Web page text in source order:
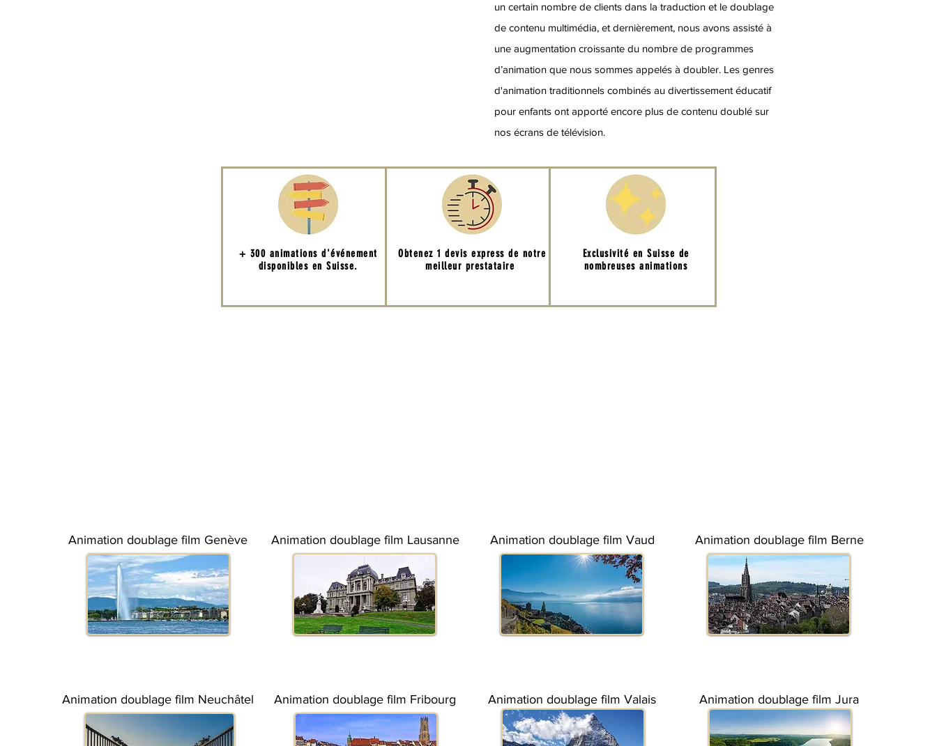
un certain nombre de clients dans la traduction et le doublage
de contenu multimédia, et dernièrement, nous avons assisté à
une augmentation croissante du nombre de programmes
d’animation que nous sommes appelés à doubler. Les genres
d'animation traditionnels combinés au divertissement éducatif
pour enfants ont apporté encore plus de contenu doublé sur
nos écrans de télévision.
+ 300 animations d'événement
disponibles en Suisse.
Obtenez 1 devis express de notre
meilleur prestataire
Exclusivité en Suisse de
nombreuses animations
Animation doublage film Genève Animation doublage film Lausanne Animation doublage film Vaud Animation doublage film Berne
Animation doublage film Neuchâtel Animation doublage film Fribourg Animation doublage film Valais Animation doublage film Jura